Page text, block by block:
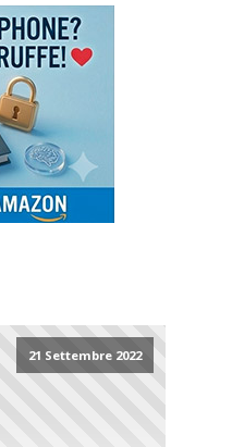
21 Settembre 2022